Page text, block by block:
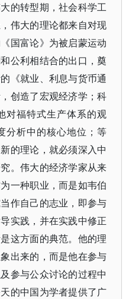
的转型期，社会科学工
伟大的理论都来自对现
国富论》为被启蒙运动
公利相结合的出口，奠
《就业、利息与货币通
创造了宏观经济学；科
对福特式生产体系的观
分析中的核心地位；等
的理论，就必须深入中
。伟大的经济学家从来
一种职业，而是如韦伯
作自己的志业，即参与
实践，并在实践中修正
这方面的典范。他的理
出来的，而是他在参与
参与公众讨论的过程中
的中国为学者提供了广